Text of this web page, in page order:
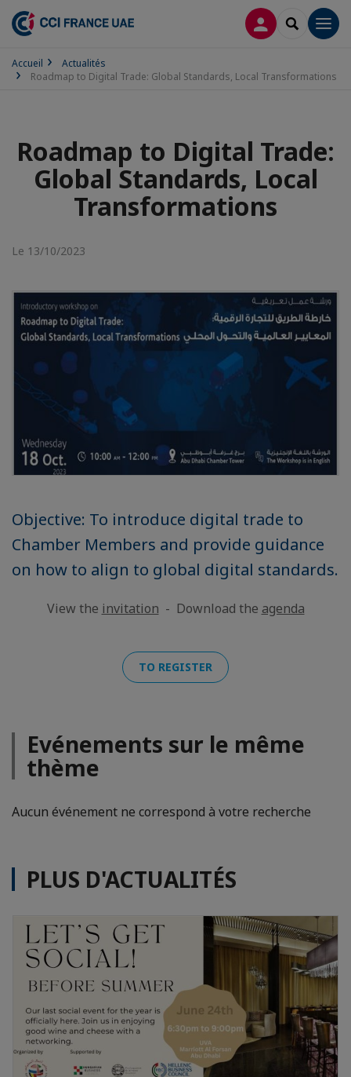
CONNEXION
Accueil
Actualités
Roadmap to Digital Trade: Global Standards, Local Transformations
Roadmap to Digital Trade:
Global Standards, Local
Transformations
Le 13/10/2023
Objective: To introduce digital trade to
Chamber Members and provide guidance
on how to align to global digital standards.
View the invitation - Download the agenda
TO REGISTER
Evénements sur le même
thème
Aucun événement ne correspond à votre recherche
PLUS D'ACTUALITÉS